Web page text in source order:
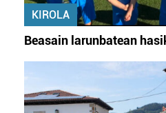
KIROLA
Beasain larunbatean